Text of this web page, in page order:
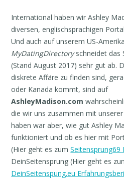
International haben wir Ashley
diversen, englischsprachigen
Und auch auf unserem US-
MyDatingDirectoryschneidet das
(Stand August 2017) sehr gut ab.
diskrete Affäre zu finden sind,
oder Kanada kommt, sind auf
AshleyMadison.com
die wir uns zusammen mit
haben war aber, wie gut Ashley
funktioniert und ob es hier mit
(Hier geht es zumSeitensprung69
DeinSeitensprung (Hier geht es
DeinSeitenspung.eu